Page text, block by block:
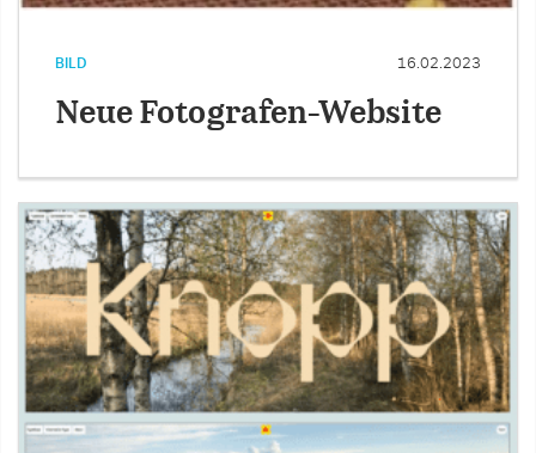
BILD 16.02.2023
Neue Fotografen-Website